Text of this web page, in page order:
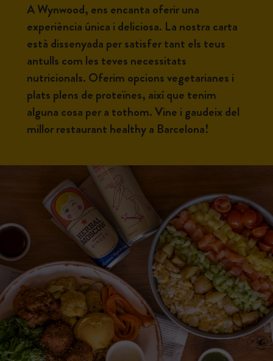
A Wynwood, ens encanta oferir una
experiència única i deliciosa. La nostra carta
està dissenyada per satisfer tant els teus
antulls com les teves necessitats
nutricionals. Oferim opcions vegetarianes i
plats plens de proteïnes, així que tenim
alguna cosa per a tothom. Vine i gaudeix del
millor restaurant healthy a Barcelona!